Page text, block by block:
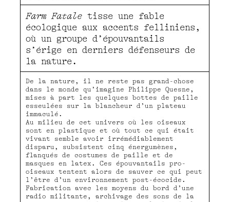
Farm Fatale tisse une fable
écologique aux accents felliniens,
où un groupe d’épouvantails
s’érige en derniers défenseurs de
la nature.
De la nature, il ne reste pas grand-chose
dans le monde qu’imagine Philippe Quesne,
mises à part les quelques bottes de paille
esseulées sur la blancheur d’un plateau
immaculé.
Au milieu de cet univers où les oiseaux
sont en plastique et où tout ce qui était
vivant semble avoir irrémédiablement
disparu, subsistent cinq énergumènes,
flanqués de costumes de paille et de
masques en latex. Ces épouvantails pro-
oiseaux tentent alors de sauver ce qui peut
l’être d’un environnement post-écocide.
Fabrication avec les moyens du bord d’une
radio militante, archivage des sons de la